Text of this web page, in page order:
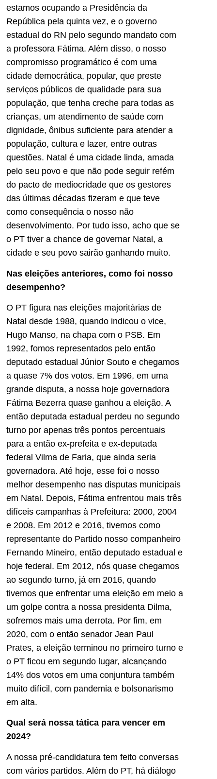
estamos ocupando a Presidência da
República pela quinta vez, e o governo
estadual do RN pelo segundo mandato com
a professora Fátima. Além disso, o nosso
compromisso programático é com uma
cidade democrática, popular, que preste
serviços públicos de qualidade para sua
população, que tenha creche para todas as
crianças, um atendimento de saúde com
dignidade, ônibus suficiente para atender a
população, cultura e lazer, entre outras
questões. Natal é uma cidade linda, amada
pelo seu povo e que não pode seguir refém
do pacto de mediocridade que os gestores
das últimas décadas fizeram e que teve
como consequência o nosso não
desenvolvimento. Por tudo isso, acho que se
o PT tiver a chance de governar Natal, a
cidade e seu povo sairão ganhando muito.
Nas eleições anteriores, como foi nosso
desempenho?
O PT figura nas eleições majoritárias de
Natal desde 1988, quando indicou o vice,
Hugo Manso, na chapa com o PSB. Em
1992, fomos representados pelo então
deputado estadual Júnior Souto e chegamos
a quase 7% dos votos. Em 1996, em uma
grande disputa, a nossa hoje governadora
Fátima Bezerra quase ganhou a eleição. A
então deputada estadual perdeu no segundo
turno por apenas três pontos percentuais
para a então ex-prefeita e ex-deputada
federal Vilma de Faria, que ainda seria
governadora. Até hoje, esse foi o nosso
melhor desempenho nas disputas municipais
em Natal. Depois, Fátima enfrentou mais três
difíceis campanhas à Prefeitura: 2000, 2004
e 2008. Em 2012 e 2016, tivemos como
representante do Partido nosso companheiro
Fernando Mineiro, então deputado estadual e
hoje federal. Em 2012, nós quase chegamos
ao segundo turno, já em 2016, quando
tivemos que enfrentar uma eleição em meio a
um golpe contra a nossa presidenta Dilma,
sofremos mais uma derrota. Por fim, em
2020, com o então senador Jean Paul
Prates, a eleição terminou no primeiro turno e
o PT ficou em segundo lugar, alcançando
14% dos votos em uma conjuntura também
muito difícil, com pandemia e bolsonarismo
em alta.
Qual será nossa tática para vencer em
2024?
A nossa pré-candidatura tem feito conversas
com vários partidos. Além do PT, há diálogo